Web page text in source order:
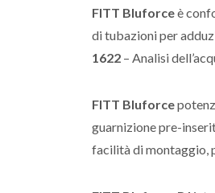
FITT Bluforceè
di tubazioni per
1622 – Analisi
FITT Bluforce
guarnizione pre-
facilità di montaggio,